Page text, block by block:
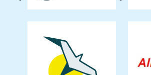
AlbatrosDigital